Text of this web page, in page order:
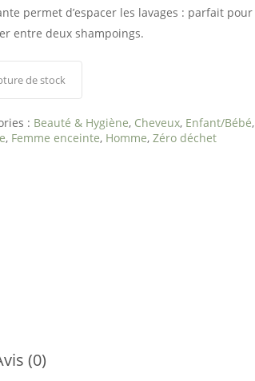
permet d’espacer les lavages : parfait pour
entre deux shampoings.
de stock
: Beauté & Hygiène, Cheveux, Enfant/Bébé,
, Femme enceinte, Homme, Zéro déchet
(0)